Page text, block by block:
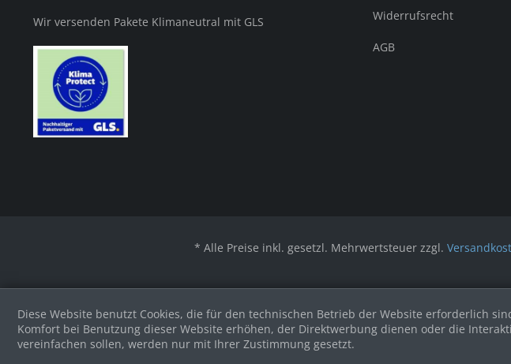
Wir versenden Pakete Klimaneutral mit GLS Widerrufsrecht
AGB
* Alle Preise inkl. gesetzl. Mehrwertsteuer zzgl.
Diese Website benutzt Cookies, die für den technischen Betrieb der Website erforderlich
Komfort bei Benutzung dieser Website erhöhen, der Direktwerbung dienen oder die
vereinfachen sollen, werden nur mit Ihrer Zustimmung gesetzt.